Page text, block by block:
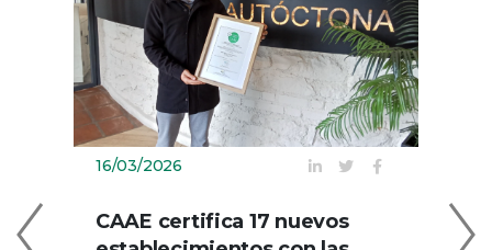
16/03/2026
CAAE certifica 17 nuevos